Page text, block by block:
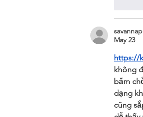
May 23
https://
không
bấm
dạng
cũng